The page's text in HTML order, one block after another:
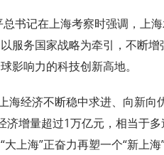
书记在上海考察时强调，上
服务国家战略为牵引，不断
影响力的科技创新高地。
海经济不断稳中求进、向新向
增量超过1万亿元，相当于多
上海”正奋力再塑一个“新上海”